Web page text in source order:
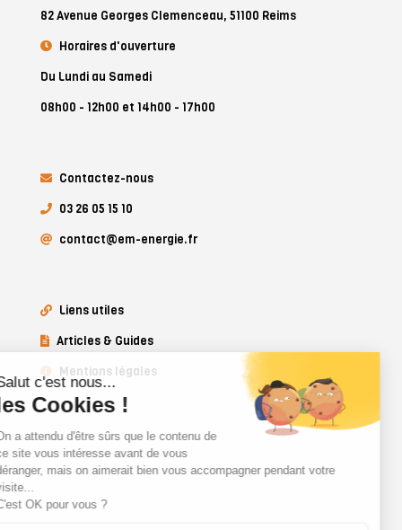
82 Avenue Georges Clemenceau, 51100 Reims
Horaires d'ouverture
Du Lundi au Samedi
08h00 - 12h00 et 14h00 - 17h00
Contactez-nous
03 26 05 15 10
contact@em-energie.fr
Liens utiles
Articles & Guides
Mentions légales